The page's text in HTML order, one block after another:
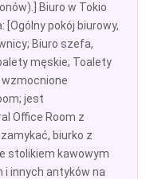
Biuro w Tokio
pokój biurowy,
Biuro szefa,
męskie; Toalety
wzmocnione
jest
Office Room z
biurko z
stolikiem kawowym
i innych antyków na